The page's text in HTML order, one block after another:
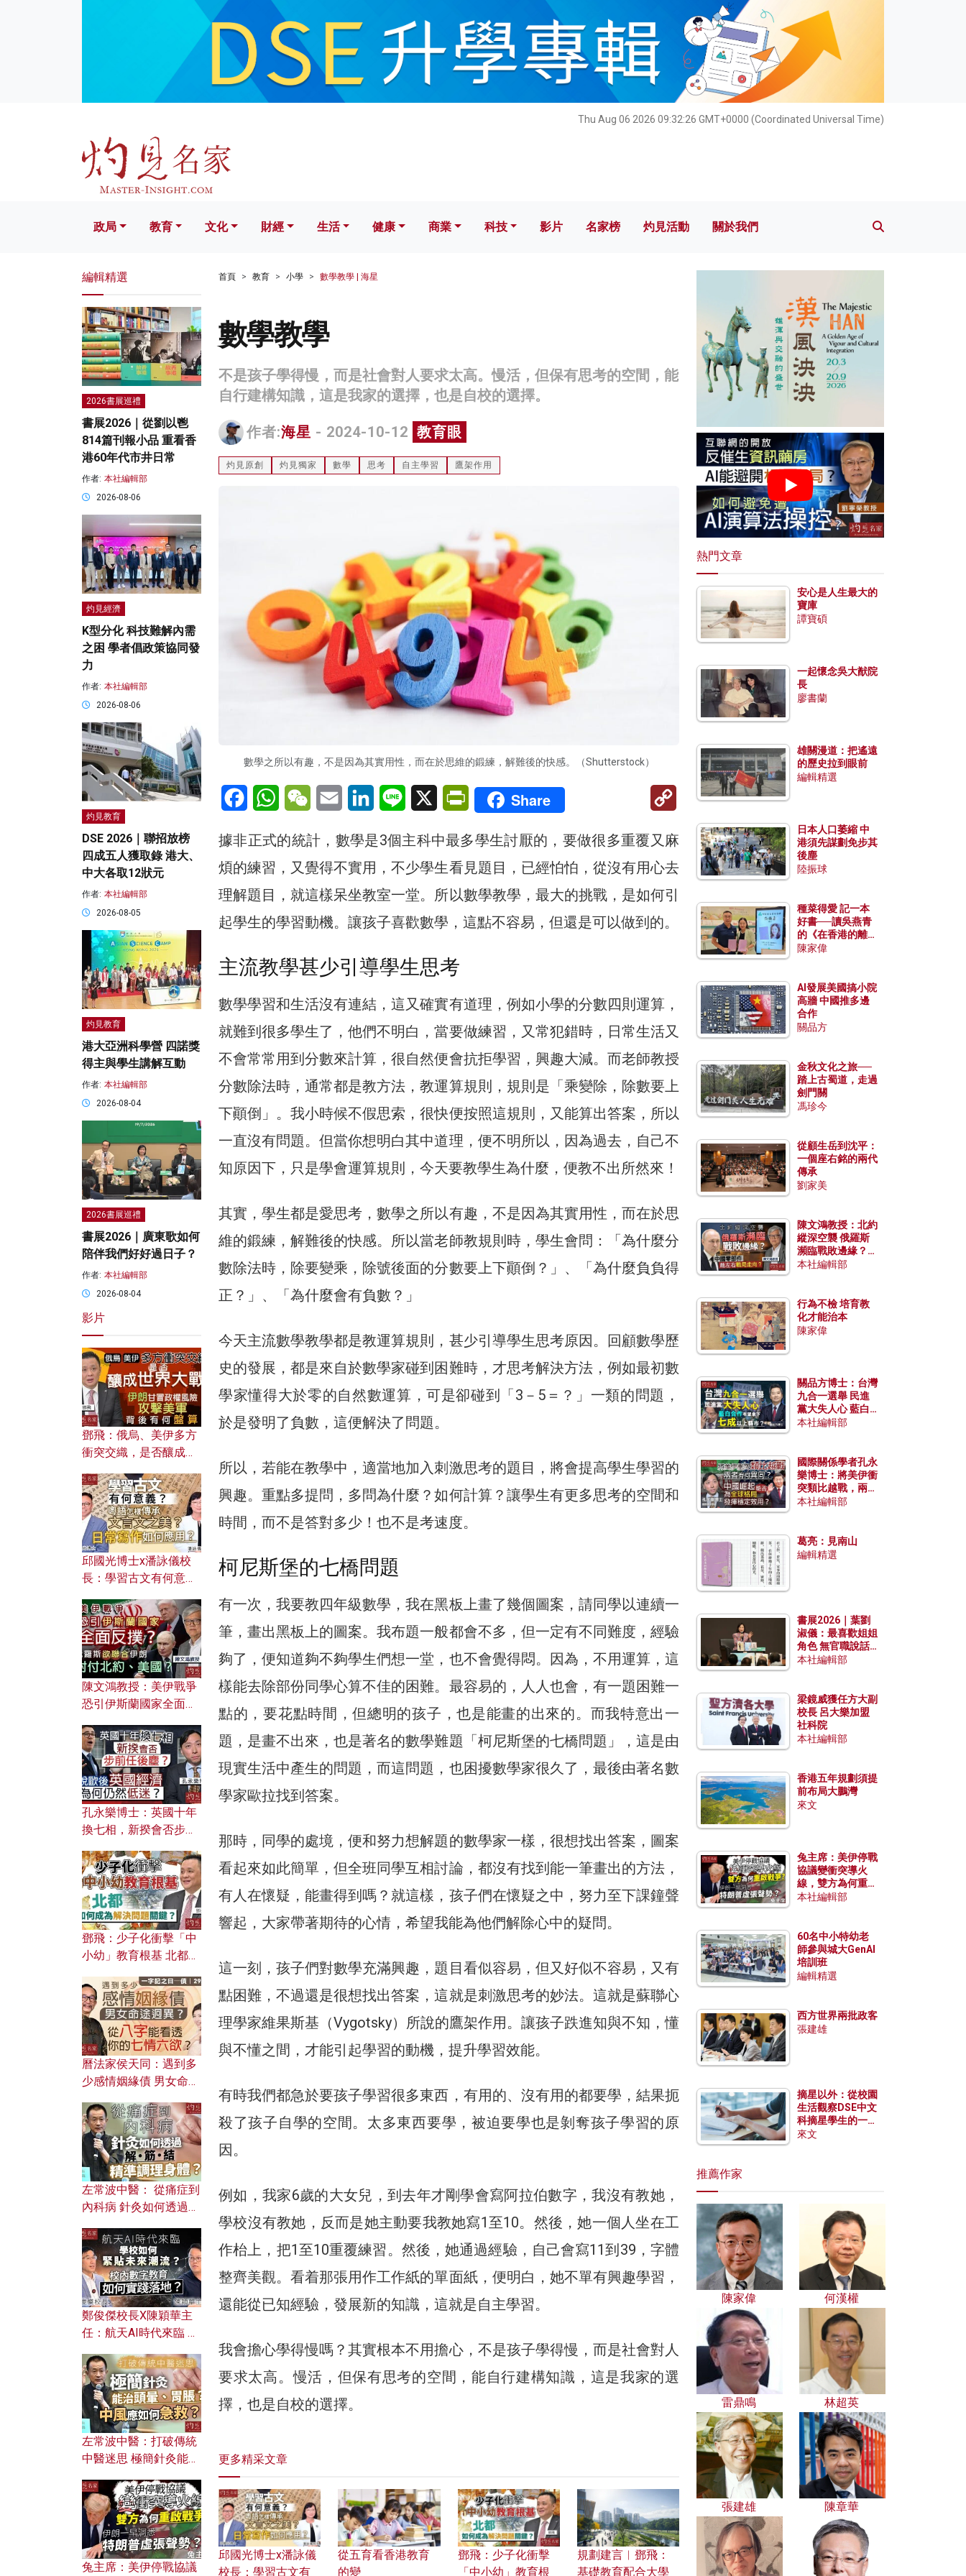
Thu Aug 06 2026 09:32:27 GMT+0000 (Coordinated Universal Time)
文化 財經 生活 健康 科技 影片 名家榜 灼見活動 關於我們
政局 教育 文化 財經 生活 健康 商業 科技 影片 名家榜 灼見活動 關於我們
首頁 教育 小學 數學教學 | 海星
數學教學
不是孩子學得慢，而是社會對人要求太高。慢活，但保有思考的空間，能
自行建構知識，這是我家的選擇，也是自校的選擇。
作者:海星 - 2024-10-12 教育眼
灼見原創 灼見獨家 數學 思考 自主學習 鷹架作用
數學之所以有趣，不是因為其實用性，而在於思維的鍛練，解難後的快感。（Shutterstock）
FacebookWhatsAppWeChatEmail LinkedInLine X PrintFriendly
Share
Copy
Link
據非正式的統計，數學是3個主科中最多學生討厭的，要做很多重覆又麻
煩的練習，又覺得不實用，不少學生看見題目，已經怕怕，從沒有用心去
理解題目，就這樣呆坐教室一堂。所以數學教學，最大的挑戰，是如何引
起學生的學習動機。讓孩子喜歡數學，這點不容易，但還是可以做到的。
主流教學甚少引導學生思考
數學學習和生活沒有連結，這又確實有道理，例如小學的分數四則運算，
就難到很多學生了，他們不明白，當要做練習，又常犯錯時，日常生活又
不會常常用到分數來計算，很自然便會抗拒學習，興趣大減。而老師教授
分數除法時，通常都是教方法，教運算規則，規則是「乘變除，除數要上
下顚倒」。我小時候不假思索，很快便按照這規則，又能算出答案，所以
一直沒有問題。但當你想明白其中道理，便不明所以，因為過去，自己不
知原因下，只是學會運算規則，今天要教學生為什麼，便教不出所然來！
其實，學生都是愛思考，數學之所以有趣，不是因為其實用性，而在於思
維的鍛練，解難後的快感。所以當老師教規則時，學生會問：「為什麼分
數除法時，除要變乘，除號後面的分數要上下顚倒？」、「為什麼負負得
正？」、「為什麼會有負數？」
今天主流數學教學都是教運算規則，甚少引導學生思考原因。回顧數學歷
史的發展，都是來自於數學家碰到困難時，才思考解決方法，例如最初數
學家懂得大於零的自然數運算，可是卻碰到「3－5＝？」一類的問題，
於是發明了負數，這便解決了問題。
所以，若能在教學中，適當地加入刺激思考的題目，將會提高學生學習的
興趣。重點多提問，多問為什麼？如何計算？讓學生有更多思考的空間和
時間，而不是答對多少！也不是考速度。
柯尼斯堡的七橋問題
有一次，我要教四年級數學，我在黑板上畫了幾個圖案，請同學以連續一
筆，畫出黑板上的圖案。我布題一般都會不多，但一定有不同難度，經驗
夠了，便知道夠不夠學生們想一堂，也不會覺得悶。因為，不用運算，這
樣能去除部份同學心算不佳的困難。最容易的，人人也會，有一題困難一
點的，要花點時間，但總明的孩子，也是能畫的出來的。而我特意出一
題，是畫不出來，也是著名的數學難題「柯尼斯堡的七橋問題」，這是由
現實生活中產生的問題，而這問題，也困擾數學家很久了，最後由著名數
學家歐拉找到答案。
那時，同學的處境，便和努力想解題的數學家一樣，很想找出答案，圖案
看起來如此簡單，但全班同學互相討論，都沒有找到能一筆畫出的方法，
有人在懷疑，能畫得到嗎？就這樣，孩子們在懷疑之中，努力至下課鐘聲
響起，大家帶著期待的心情，希望我能為他們解除心中的疑問。
這一刻，孩子們對數學充滿興趣，題目看似容易，但又好似不容易，又有
點困難，不過還是很想找出答案，這就是刺激思考的妙法。這就是蘇聯心
理學家維果斯基（Vygotsky）所說的鷹架作用。讓孩子跌進知與不知，懂
與不懂之間，才能引起學習的動機，提升學習效能。
有時我們都急於要孩子學習很多東西，有用的、沒有用的都要學，結果扼
殺了孩子自學的空間。太多東西要學，被迫要學也是剝奪孩子學習的原
因。
例如，我家6歲的大女兒，到去年才剛學會寫阿拉伯數字，我沒有教她，
學校沒有教她，反而是她主動要我教她寫1至10。然後，她一個人坐在工
作枱上，把1至10重覆練習。然後，她通過經驗，自己會寫11到39，字體
整齊美觀。看着那張用作工作紙的單面紙，便明白，她不單有興趣學習，
還能從已知經驗，發展新的知識，這就是自主學習。
我會擔心學得慢嗎？其實根本不用擔心，不是孩子學得慢，而是社會對人
要求太高。慢活，但保有思考的空間，能自行建構知識，這是我家的選
擇，也是自校的選擇。
更多精采文章
邱國光博士x潘詠儀
校長：學習古文有
從五育看香港教育
的變
鄧飛：少子化衝擊
「中小幼」教育根
規劃建言︱鄧飛：
基礎教育配合大學
編輯精選
2026書展巡禮
書展2026｜從劉以鬯
814篇刊報小品 重看香
港60年代市井日常
作者: 本社編輯部
2026-08-06
灼見經濟
K型分化 科技難解內需
之困 學者倡政策協同發
力
作者: 本社編輯部
2026-08-06
灼見教育
DSE 2026｜聯招放榜
四成五人獲取錄 港大、
中大各取12狀元
作者: 本社編輯部
2026-08-05
灼見教育
港大亞洲科學營 四諾獎
得主與學生講解互動
作者: 本社編輯部
2026-08-04
2026書展巡禮
書展2026｜廣東歌如何
陪伴我們好好過日子？
作者: 本社編輯部
2026-08-04
影片
鄧飛：俄烏、美伊多方
衝突交織，是否釀成世
風險攻擊美軍，背後有
何盤算？
邱國光博士x潘詠儀校
長：學習古文有何意
文之美？ 日常寫作如何
應用？
陳文鴻教授：美伊戰爭
恐引伊斯蘭國家全面反
對付北約美國？
孔永樂博士：英國十年
換七相，新揆會否步前
濟為何仍然低迷？
鄧飛：少子化衝擊「中
小幼」教育根基 北都如
曆法家侯天同：遇到多
少感情姻緣債 男女命途
的七情六欲？
左常波中醫： 從痛症到
內科病 針灸如何透過解
鄭俊傑校長X陳穎華主
任：航天AI時代來臨 學
校內數字教育如何實踐
落地？
左常波中醫：打破傳統
中醫迷思 極簡針灸能治
何急救？
兔主席：美伊停戰協議
熱門文章
安心是人生最大的
寶庫
譚寶碩
一起懷念吳大猷院
長
廖書蘭
雄關漫道：把遙遠
的歷史拉到眼前
編輯精選
日本人口萎縮 中
港須先謀劃免步其
後塵
陸振球
種菜得愛 記一本
好書──讀吳燕青
的《在香港的離島
種菜》
陳家偉
AI發展美國搞小院
高牆 中國推多邊
合作
關品方
金秋文化之旅──
踏上古蜀道，走過
劍門關
馮珍今
從顧生岳到沈平：
一個座右銘的兩代
傳承
劉家美
陳文鴻教授：北約
縱深空襲 俄羅斯
瀕臨戰敗邊緣？中
國零部件能左右戰
本社編輯部
行為不檢 培育教
化才能治本
陳家偉
關品方博士：台灣
九合一選舉 民進
黨大失人心 藍白
合作有望拿下七成
本社編輯部
國際關係學者孔永
樂博士：將美伊衝
突類比越戰，兩者
有何異同？中國崛
本社編輯部
葛亮：見南山
編輯精選
書展2026｜葉劉
淑儀：最喜歡姐姐
角色 無官職說話
包袱少
本社編輯部
梁鏡威獲任方大副
校長 呂大樂加盟
社科院
本社編輯部
香港五年規劃須提
前布局大鵬灣
來文
兔主席：美伊停戰
協議變衝突導火
線，雙方為何重啟
戰爭？伊朗一早洞
本社編輯部
60名中小特幼老
師參與城大GenAI
培訓班
編輯精選
西方世界兩批政客
張建雄
摘星以外：從校園
生活觀察DSE中文
科摘星學生的一點
特質
來文
推薦作家
陳家偉 何漢權
雷鼎鳴 林超英
張建雄 陳章華